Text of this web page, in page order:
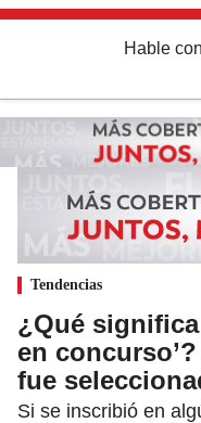
Hable
Tendencias
¿Qué
en
fue
Si se inscribió en